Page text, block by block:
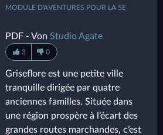
MODULE D'AVENTURES POUR LA 5E
PDF - VonStudio Agate
3 0
Griseflore est une petite ville
tranquille dirigée par quatre
anciennes familles. Située dans
une région prospère à l’écart des
grandes routes marchandes, c’est